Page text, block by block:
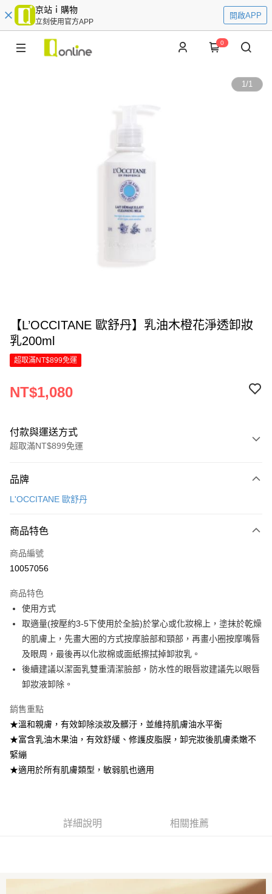
京站ｉ購物
立刻使用官方APP
開啟APP
0
1/1
【L’OCCITANE 歐舒丹】乳油木橙花淨透卸妝
乳200ml
超取滿NT$899免運
NT$1,080
付款與運送方式
超取滿NT$899免運
信用卡一次付款
Apple Pay
街口支付
Google Pay
全盈+PAY
大哥付你分期
相關說明
【大哥付你分期使用說明】
1.本服務由台灣大哥大提供，台灣大哥大用戶可立即使用無須另外申請。
流程，驗證手機門號後，選擇欲分期的期數、繳款截止日，確認付款後即完
成交易。
3.實際核准額度、可分期數及費用金額請依後續交易確認頁面所載為準。
4.訂單成立30分鐘內，如未前往確認交易或遇審核未通過，訂單將自動取
消。如遇「轉專審核」未通過狀況，表示未達大哥付你分期系統評分，恕無
法說明評估內容。
【繳款方式說明】
2.基於同意付款使用「大哥付你分期」之契約關係目的，商店將以您的個人
資料（包含姓名、電話或地址）提供予台灣大哥大進項蒐集、處理及利用，
AFTEE先享後付
【關於「AFTEE先享後付」】
AFTEE先享後付是「在收到商品之後才付款」的支付方式。 讓您購物簡單
１．簡單：不需註冊會員、不需綁卡、不需儲值。
２．便利：只要手機號碼，簡訊認證，即可結帳。
３．安心：先確認商品／服務後，再付款。
２．訂單成立數日內，您將收到繳費通知簡訊。
３．收到繳費通知簡訊後14天內，點擊此簡訊中的連結，可透過四大超商／
※ 交易是否成功請以「AFTEE先享後付 」之結帳頁面顯示為準，若有關於
ATM付款
運送方式
付款後全家取貨
每筆NT$70，滿NT$899(含以上)免運費
京站台北店客服中心(1F星巴克旁) 即日起不提供京站紙袋，取件時
品牌
L'OCCITANE 歐舒丹
商品特色
商品編號
10057056
商品特色
使用方式
取適量(按壓約3-5下使用於全臉)於掌心或化妝棉上，塗抹於乾燥
的肌膚上，先畫大圈的方式按摩臉部和頸部，再畫小圈按摩嘴唇
及眼周，最後再以化妝棉或面紙擦拭掉卸妝乳。
後續建議以潔面乳雙重清潔臉部，防水性的眼唇妝建議先以眼唇
卸妝液卸除。
銷售重點
★溫和親膚，有效卸除淡妝及髒汙，並維持肌膚油水平衡
★富含乳油木果油，有效舒緩、修護皮脂膜，卸完妝後肌膚柔嫩不
緊繃
★適用於所有肌膚類型，敏弱肌也適用
詳細說明 相關推薦